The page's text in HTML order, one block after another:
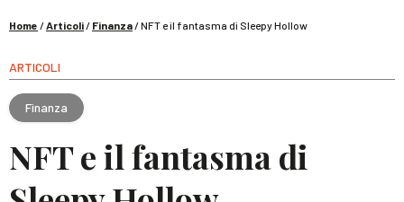
Home /Articoli/ Finanza/NFT e il fantasma di Sleepy Hollow
ARTICOLI
Finanza
NFT e il fantasma di